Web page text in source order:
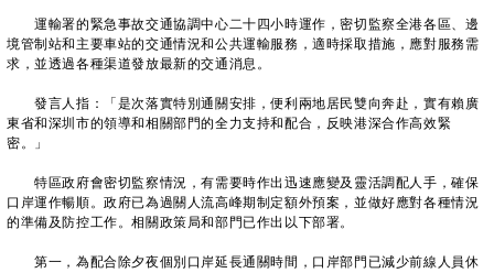
運輸署的緊急事故交通協調中心二十四小時運作，密切監察全港各區、邊
境管制站和主要車站的交通情況和公共運輸服務，適時採取措施，應對服務需
求，並透過各種渠道發放最新的交通消息。
發言人指：「是次落實特別通關安排，便利兩地居民雙向奔赴，實有賴廣
東省和深圳市的領導和相關部門的全力支持和配合，反映港深合作高效緊
密。」
特區政府會密切監察情況，有需要時作出迅速應變及靈活調配人手，確保
口岸運作暢順。政府已為過關人流高峰期制定額外預案，並做好應對各種情況
的準備及防控工作。相關政策局和部門已作出以下部署。
第一，為配合除夕夜個別口岸延長通關時間，口岸部門已減少前線人員休